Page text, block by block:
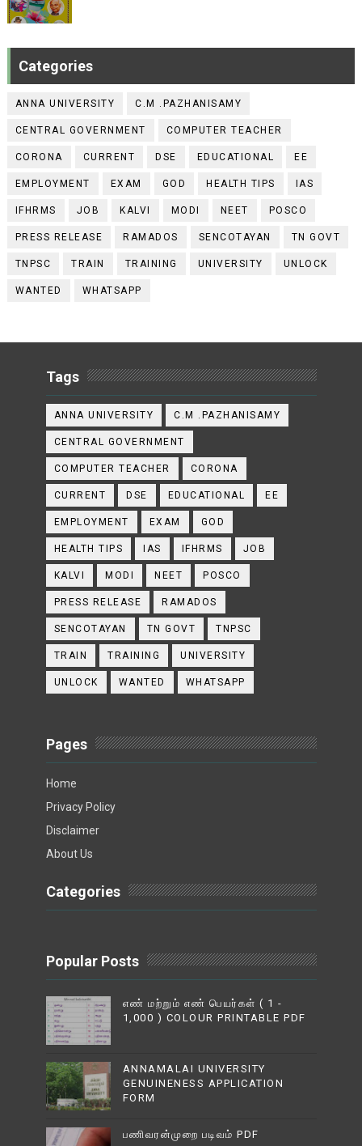
Categories
ANNA UNIVERSITY C.M .PAZHANISAMY
CENTRAL GOVERNMENT COMPUTER TEACHER
CORONA CURRENT DSE EDUCATIONAL EE
EMPLOYMENT EXAM GOD HEALTH TIPS IAS
IFHRMS JOB KALVI MODI NEET POSCO
PRESS RELEASE RAMADOS SENCOTAYAN TN GOVT
TNPSC TRAIN TRAINING UNIVERSITY UNLOCK
WANTED WHATSAPP
Tags
ANNA UNIVERSITY C.M .PAZHANISAMY
CENTRAL GOVERNMENT
COMPUTER TEACHER CORONA
CURRENT DSE EDUCATIONAL EE
EMPLOYMENT EXAM GOD
HEALTH TIPS IAS IFHRMS JOB
KALVI MODI NEET POSCO
PRESS RELEASE RAMADOS
SENCOTAYAN TN GOVT TNPSC
TRAIN TRAINING UNIVERSITY
UNLOCK WANTED WHATSAPP
Pages
Home
Privacy Policy
Disclaimer
About Us
Categories
Popular Posts
எண் மற்றும் எண் பெயர்கள் ( 1 -
1,000 ) COLOUR PRINTABLE PDF
ANNAMALAI UNIVERSITY
GENUINENESS APPLICATION
FORM
பணிவரன்முறை படிவம் PDF